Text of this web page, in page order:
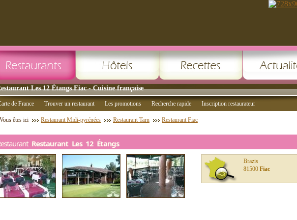
Les 12 Étangs Fiac - Cuisine française
de France Trouver un restaurant Les promotions Recherche rapide Inscription restaurateur
Vous êtes ici Restaurant Midi-pyrénées Restaurant Tarn Restaurant Fiac
Restaurant Les 12 Étangs
Brazis
81500 Fiac